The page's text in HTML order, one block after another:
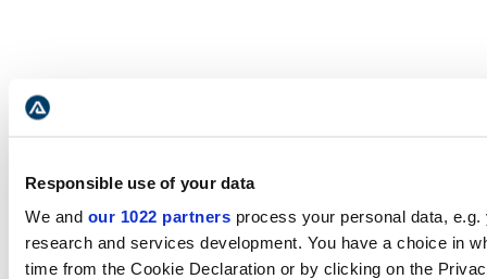
Responsible use of your data
We and our 1022 partners process your personal data,
research and services development. You have a choice in
time from the Cookie Declaration or by clicking on the